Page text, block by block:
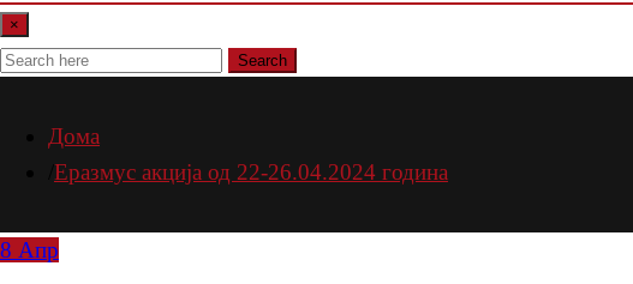
×
Search
Дома
Еразмус акција од 22-26.04.2024 година
8 Апр